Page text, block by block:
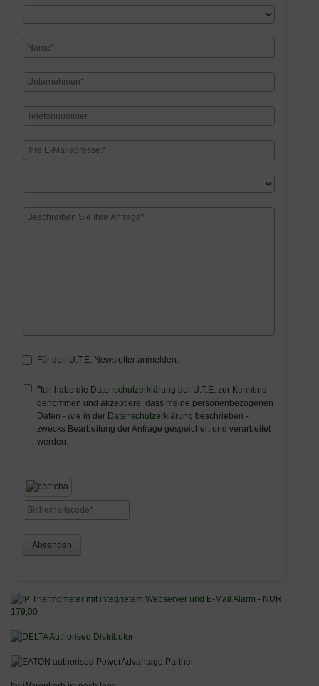
Für den U.T.E. Newsletter anmelden.
Ich habe die Datenschutzerklärung der U.T.E. zur Kenntnis
genommen und akzeptiere, dass meine personenbezogenen
Daten - wie in der Datenschutzerklärung beschrieben -
zwecks Bearbeitung der Anfrage gespeichert und verarbeitet
werden.
Absenden